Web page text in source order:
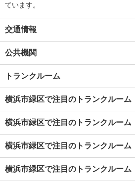
ています。
交通情報
公共機関
トランクルーム
横浜市緑区で注目のトランクルーム
横浜市緑区で注目のトランクルーム
横浜市緑区で注目のトランクルーム
横浜市緑区で注目のトランクルーム